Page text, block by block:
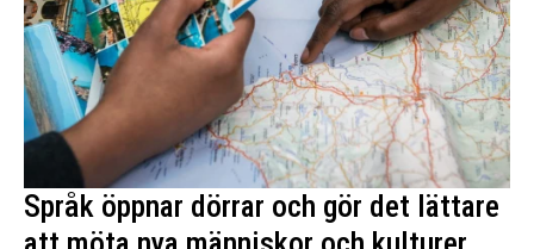
Språk öppnar dörrar och gör det lättare